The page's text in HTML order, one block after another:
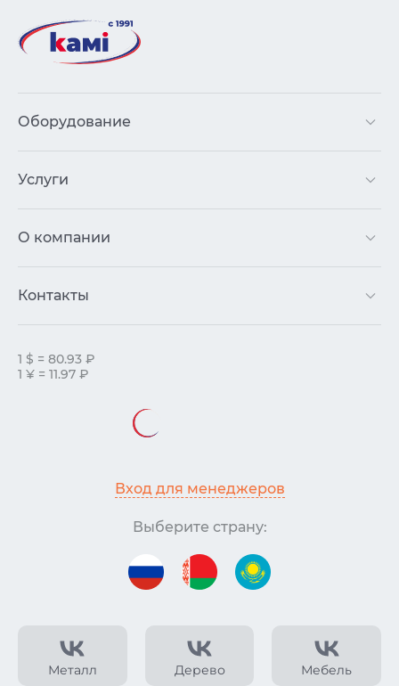
Металл Дерево Мебель
Оборудование
Услуги
О компании
Контакты
1 $ = 80.93 ₽
1 ¥ = 11.97 ₽
Вход для менеджеров
Выберите страну: